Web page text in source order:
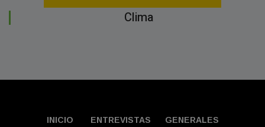
Clima
INICIO ENTREVISTAS GENERALES